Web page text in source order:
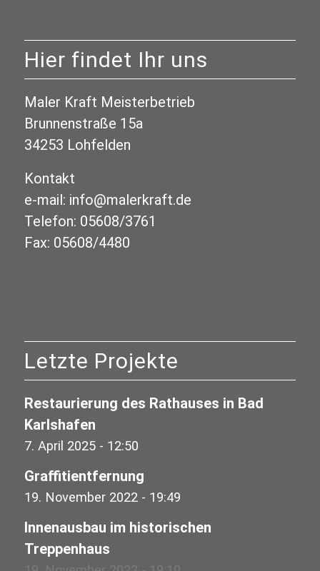
Hier findet Ihr uns
Maler Kraft Meisterbetrieb
Brunnenstraße 15a
34253 Lohfelden
Kontakt
e-mail: info@malerkraft.de
Telefon: 05608/3761
Fax: 05608/4480
Letzte Projekte
Restaurierung des Rathauses in Bad
Karlshafen
7. April 2025 - 12:50
Graffitientfernung
19. November 2022 - 19:49
Innenausbau im historischen
Treppenhaus